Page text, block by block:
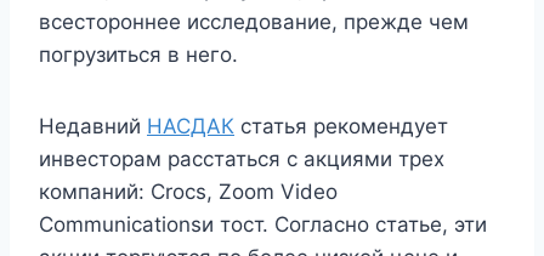
всестороннее исследование, прежде чем
погрузиться в него.
Недавний НАСДАК статья рекомендует
инвесторам расстаться с акциями трех
компаний: Crocs, Zoom Video
Communicationsи тост. Согласно статье, эти